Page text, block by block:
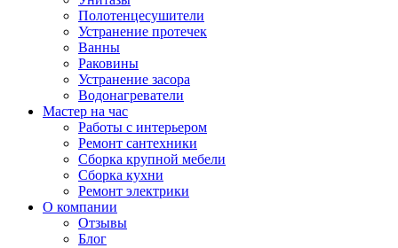
Полотенцесушители
Устранение протечек
Ванны
Раковины
Устранение засора
Водонагреватели
Мастер на час
Работы с интерьером
Ремонт сантехники
Сборка крупной мебели
Сборка кухни
Ремонт электрики
О компании
Отзывы
Блог